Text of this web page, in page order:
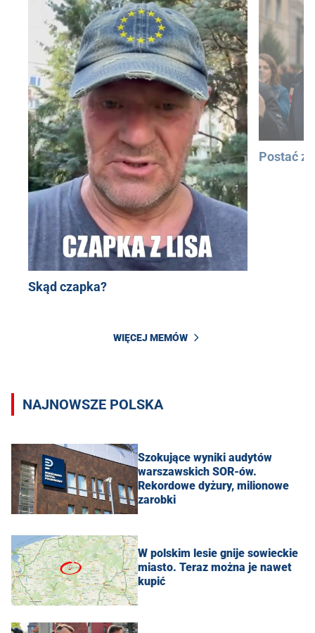
Skąd czapka?
Postać
WIĘCEJ MEMÓW
NAJNOWSZE POLSKA
Szokujące wyniki audytów
warszawskich SOR-ów.
Rekordowe dyżury, milionowe
zarobki
W polskim lesie gnije sowieckie
miasto. Teraz można je nawet
kupić